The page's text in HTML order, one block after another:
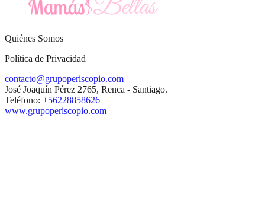
Quiénes Somos
Política de Privacidad
contacto@grupoperiscopio.com
José Joaquín Pérez 2765, Renca - Santiago.
Teléfono: +56228858626
www.grupoperiscopio.com